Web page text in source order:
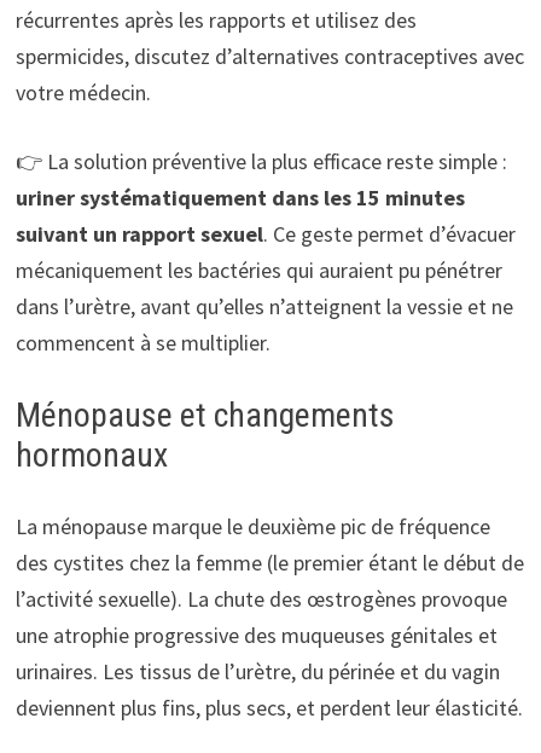
récurrentes après les rapports et utilisez des
spermicides, discutez d’alternatives contraceptives avec
votre médecin.
👉 La solution préventive la plus efficace reste simple :
uriner systématiquement dans les 15 minutes
suivant un rapport sexuel. Ce geste permet d’évacuer
mécaniquement les bactéries qui auraient pu pénétrer
dans l’urètre, avant qu’elles n’atteignent la vessie et ne
commencent à se multiplier.
Ménopause et changements
hormonaux
La ménopause marque le deuxième pic de fréquence
des cystites chez la femme (le premier étant le début de
l’activité sexuelle). La chute des œstrogènes provoque
une atrophie progressive des muqueuses génitales et
urinaires. Les tissus de l’urètre, du périnée et du vagin
deviennent plus fins, plus secs, et perdent leur élasticité.